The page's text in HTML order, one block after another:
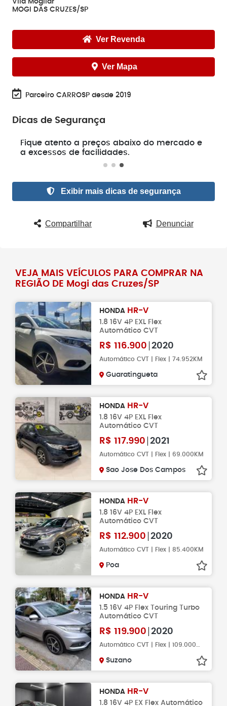
Vila Mogilar
MOGI DAS CRUZES/SP
Ver Revenda
Ver Mapa
Parceiro CARROSP desde 2019
Dicas de Segurança
Fique atento a preços abaixo do mercado e
a excessos de facilidades.
Exibir mais dicas de segurança
Compartilhar Denunciar
VEJA MAIS VEÍCULOS PARA COMPRAR NA
REGIÃO DE Mogi das Cruzes/SP
HONDA HR-V
1.8 16V 4P EXL Flex
Automático CVT
R$ 116.900 2020
Automático CVT | Flex | 74.952KM
Guaratingueta
HONDA HR-V
1.8 16V 4P EXL Flex
Automático CVT
R$ 117.990 2021
Automático CVT | Flex | 69.000KM
Sao Jose Dos Campos
HONDA HR-V
1.8 16V 4P EXL Flex
Automático CVT
R$ 112.900 2020
Automático CVT | Flex | 85.400KM
Poa
HONDA HR-V
1.5 16V 4P Flex Touring Turbo
Automático CVT
R$ 119.900 2020
Suzano
HONDA HR-V
1.8 16V 4P EX Flex Automático